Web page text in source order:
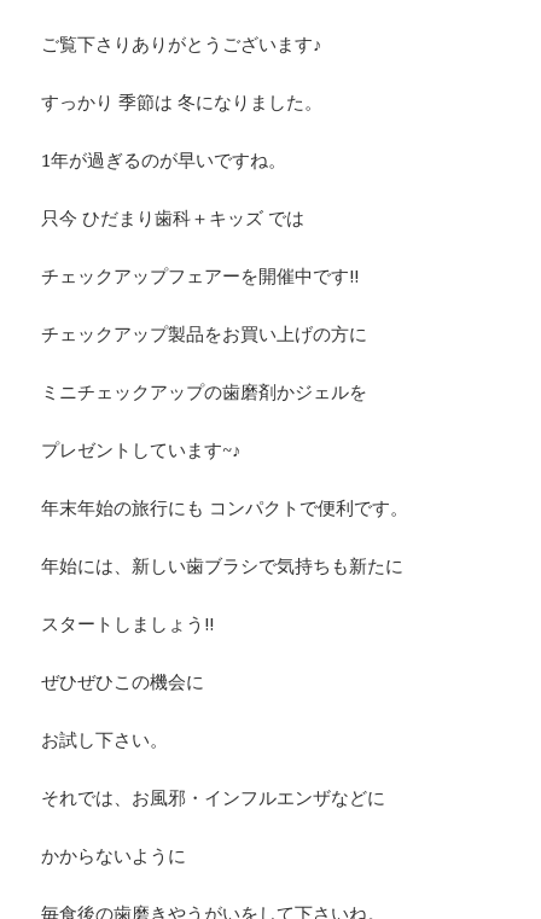
ご覧下さりありがとうございます♪
すっかり 季節は 冬になりました。
1年が過ぎるのが早いですね。
只今 ひだまり歯科＋キッズ では
チェックアップフェアーを開催中です‼︎
チェックアップ製品をお買い上げの方に
ミニチェックアップの歯磨剤かジェルを
プレゼントしています~♪
年末年始の旅行にも コンパクトで便利です。
年始には、新しい歯ブラシで気持ちも新たに
スタートしましょう‼︎
ぜひぜひこの機会に
お試し下さい。
それでは、お風邪・インフルエンザなどに
かからないように
毎食後の歯磨きやうがいをして下さいね。